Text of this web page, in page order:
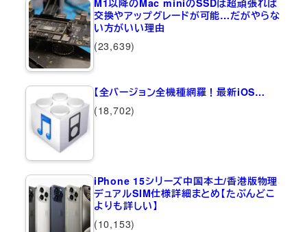
M1以降のMac miniのSSDは超頑張れば
交換やアップグレードが可能…だがやらな
い方がいい理由
(23,639)
【全バージョン全機種網羅！最新iOS…
(18,702)
iPhone 15シリーズ中国本土/香港版物理
デュアルSIM仕様詳細まとめ【たぶんどこ
よりも詳しい】
(10,153)